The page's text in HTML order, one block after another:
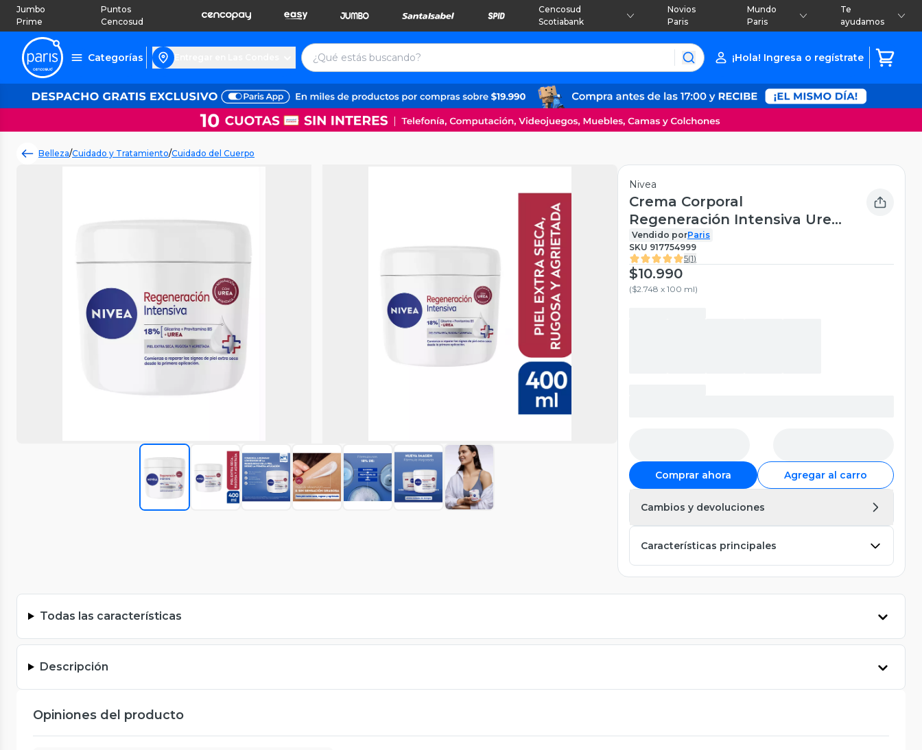
Jumbo
Prime
Puntos
Cencosud
Cencosud
Scotiabank
Novios
Paris
Mundo
Paris
Te
ayudamos
Categorías ¡Hola! Ingresa o regístrate
Belleza/Cuidado y Tratamiento/Cuidado del Cuerpo
Nivea
Crema Corporal
Regeneración Intensiva Urea
400ml
Vendido porParis
SKU 917754999
5(1)
$10.990
($2.748 x 100 ml)
Comprar ahora Agregar al carro
Cambios y devoluciones
Características principales
Todas las características
Descripción
Opiniones del producto